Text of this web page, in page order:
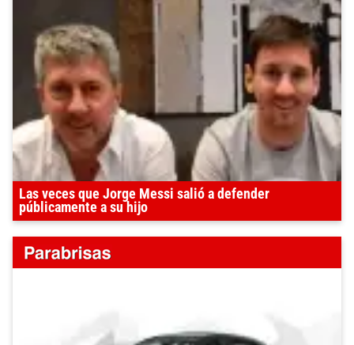
Las veces que Jorge Messi salió a defender
públicamente a su hijo